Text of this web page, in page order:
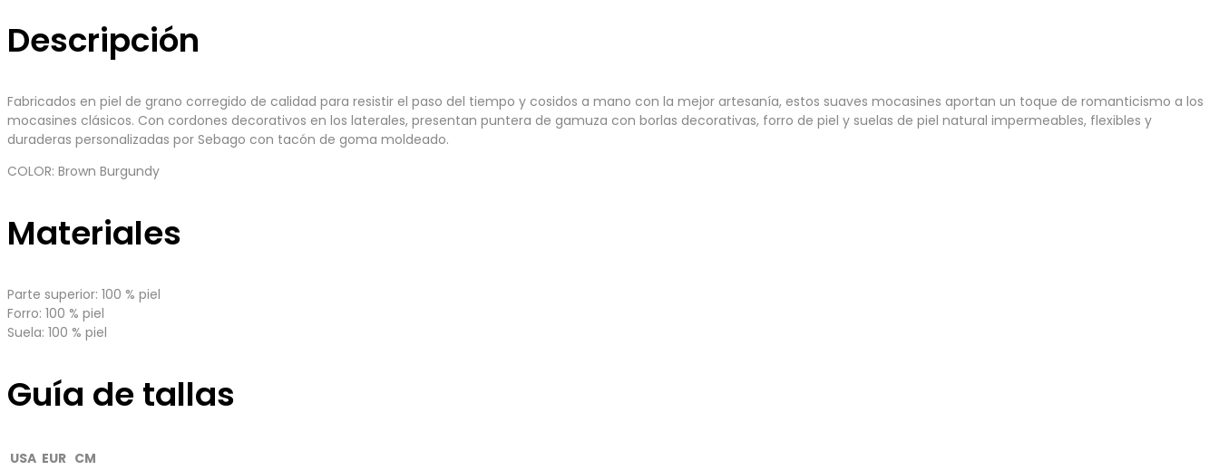
Descripción
Fabricados en piel de grano corregido de calidad para resistir el paso del tiempo y cosidos a mano con la mejor artesanía, estos suaves mocasines aportan un toque de romanticismo a los
mocasines clásicos. Con cordones decorativos en los laterales, presentan puntera de gamuza con borlas decorativas, forro de piel y suelas de piel natural impermeables, flexibles y
duraderas personalizadas por Sebago con tacón de goma moldeado.
COLOR: Brown Burgundy
Materiales
Parte superior: 100 % piel
Forro: 100 % piel
Suela: 100 % piel
Guía de tallas
USA EUR CM